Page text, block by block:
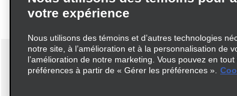
votre expérience
Nous utilisons des témoins et d’autres technologies
notre site, à l’amélioration et à la personnalisation de
l’amélioration de notre marketing. Vous pouvez en
préférences à partir de « Gérer les préférences ».